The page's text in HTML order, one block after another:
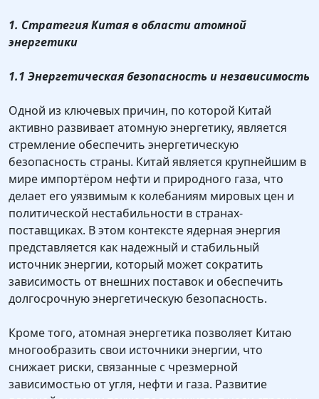
1. Стратегия Китая в области атомной
энергетики
1.1 Энергетическая безопасность и независимость
Одной из ключевых причин, по которой Китай
активно развивает атомную энергетику, является
стремление обеспечить энергетическую
безопасность страны. Китай является крупнейшим в
мире импортёром нефти и природного газа, что
делает его уязвимым к колебаниям мировых цен и
политической нестабильности в странах-
поставщиках. В этом контексте ядерная энергия
представляется как надежный и стабильный
источник энергии, который может сократить
зависимость от внешних поставок и обеспечить
долгосрочную энергетическую безопасность.
Кроме того, атомная энергетика позволяет Китаю
многообразить свои источники энергии, что
снижает риски, связанные с чрезмерной
зависимостью от угля, нефти и газа. Развитие